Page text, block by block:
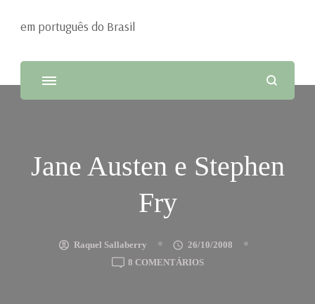
em português do Brasil
Jane Austen e Stephen
Fry
Raquel Sallaberry
26/10/2008
8 COMENTÁRIOSEM